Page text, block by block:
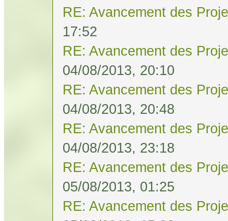
RE: Avancement des
17:52
RE: Avancement des
04/08/2013, 20:10
RE: Avancement des
04/08/2013, 20:48
RE: Avancement des
04/08/2013, 23:18
RE: Avancement des
05/08/2013, 01:25
RE: Avancement des